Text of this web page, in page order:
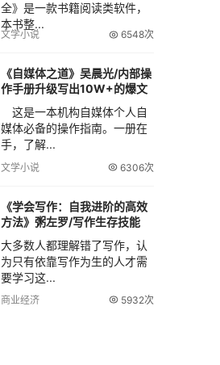
全》是一款书籍阅读类软件，
本书整...
文学小说 6548次
《自媒体之道》吴晨光/内部操
作手册升级写出10W+的爆文
这是一本机构自媒体个人自
媒体必备的操作指南。一册在
手，了解...
文学小说 6306次
《学会写作：自我进阶的高效
方法》粥左罗/写作生存技能
大多数人都理解错了写作，认
为只有依靠写作为生的人才需
要学习这...
商业经济 5932次